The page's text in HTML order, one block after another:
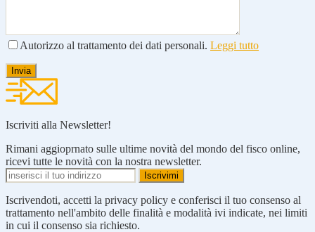
Autorizzo al trattamento dei dati personali. Leggi tutto
Iscriviti alla Newsletter!
Rimani aggioprnato sulle ultime novità del mondo del fisco online,
ricevi tutte le novità con la nostra newsletter.
Iscrivendoti, accetti la privacy policy e conferisci il tuo consenso al
trattamento nell'ambito delle finalità e modalità ivi indicate, nei limiti
in cui il consenso sia richiesto.